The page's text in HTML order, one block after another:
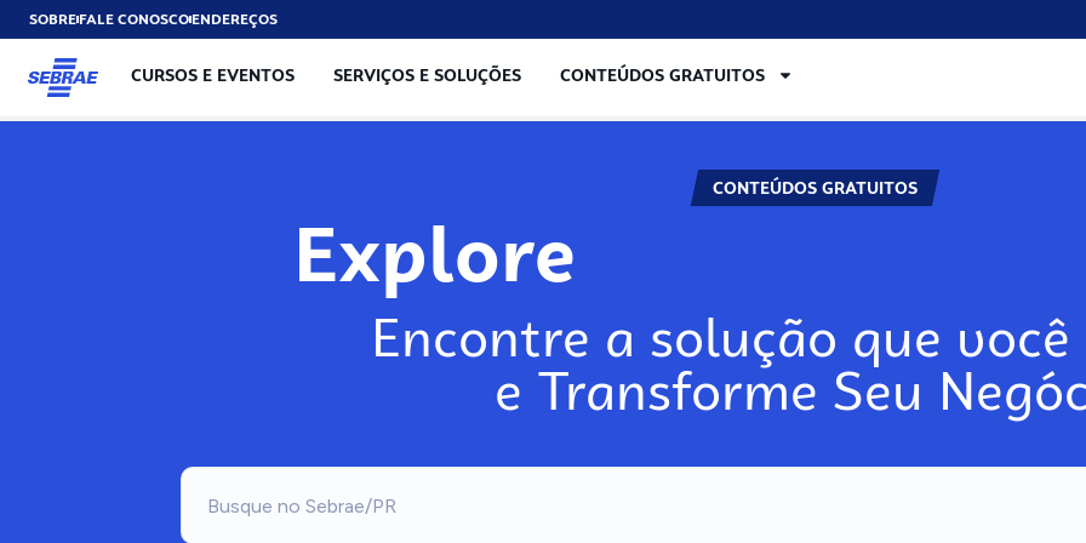
SOBREFALE CONOSCOENDEREÇOS
CURSOS E EVENTOS SERVIÇOS E SOLUÇÕES CONTEÚDOS GRATUITOS
CONTEÚDOS GRATUITOS
Explore
Encontre a solução que você
e Transforme Seu